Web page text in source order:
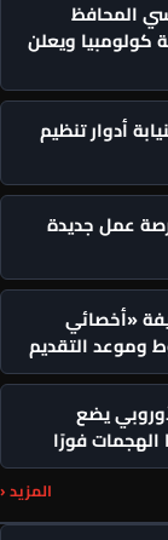
المحافظ
كولومبيا ويعلن
أدوار تنظيم
تصل لـ20 ألف جنيه.. 795 فرصة عمل جديدة
«أخصائي
وموعد التقديم
يضع
الهجمات فورًا
المزيد ‹